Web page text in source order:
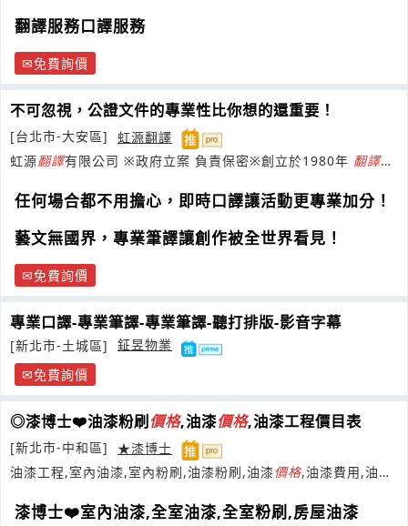
翻譯服務口譯服務
免費詢價
不可忽視，公證文件的專業性比你想的還重要！
[台北市-大安區]
虹源翻譯
虹源翻譯有限公司 ※政府立案 負責保密※創立於1980年 翻譯公
任何場合都不用擔心，即時口譯讓活動更專業加分！
藝文無國界，專業筆譯讓創作被全世界看見！
免費詢價
專業口譯-專業筆譯-專業筆譯-聽打排版-影音字幕
[新北市-土城區]
鉦昱物業
免費詢價
◎漆博士❤️油漆粉刷 價格,油漆價格,油漆工程價目表
[新北市-中和區]
★漆博士
油漆工程,室內油漆,室內粉刷,油漆粉刷,油漆價格,油漆費用,油漆
漆博士❤️室內油漆,全室油漆,全室粉刷,房屋油漆